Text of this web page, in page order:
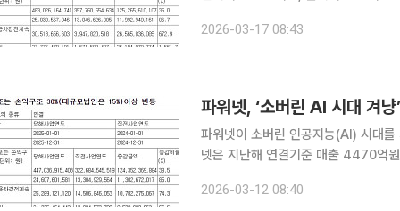
2026-03-17 08:43
파워넷, ‘소버린 AI 시대 겨
파워넷이 소버린 인공지능(AI) 시대를
넷은 지난해 연결기준 매출 4470억
전년 대비 7.4%로 증가했고 영업이익
2026-03-12 08:40